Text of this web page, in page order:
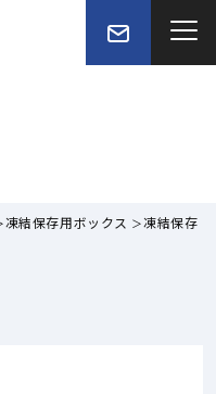
凍結保存用ボックス
凍結保存